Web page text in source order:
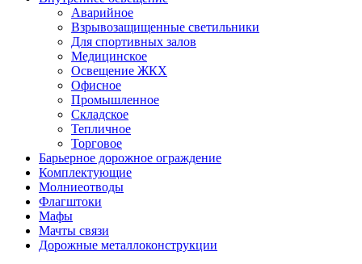
Аварийное
Взрывозащищенные светильники
Для спортивных залов
Медицинское
Освещение ЖКХ
Офисное
Промышленное
Складское
Тепличное
Торговое
Барьерное дорожное ограждение
Комплектующие
Молниеотводы
Флагштоки
Мафы
Мачты связи
Дорожные металлоконструкции